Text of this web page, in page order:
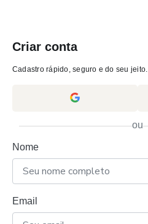
Criar conta
Cadastro rápido, seguro e do seu jeito.
ou
Nome
Email